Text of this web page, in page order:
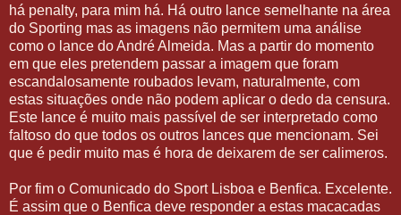
há penalty, para mim há. Há outro lance semelhante na área
do Sporting mas as imagens não permitem uma análise
como o lance do André Almeida. Mas a partir do momento
em que eles pretendem passar a imagem que foram
escandalosamente roubados levam, naturalmente, com
estas situações onde não podem aplicar o dedo da censura.
Este lance é muito mais passível de ser interpretado como
faltoso do que todos os outros lances que mencionam. Sei
que é pedir muito mas é hora de deixarem de ser calimeros.
Por fim o Comunicado do Sport Lisboa e Benfica. Excelente.
É assim que o Benfica deve responder a estas macacadas